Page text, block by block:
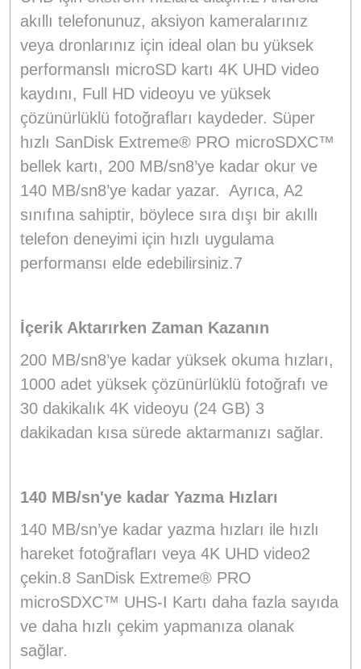
akıllı telefonunuz, aksiyon kameralarınız
veya dronlarınız için ideal olan bu yüksek
performanslı microSD kartı 4K UHD video
kaydını, Full HD videoyu ve yüksek
çözünürlüklü fotoğrafları kaydeder. Süper
hızlı SanDisk Extreme® PRO microSDXC™
bellek kartı, 200 MB/sn8’ye kadar okur ve
140 MB/sn8’ye kadar yazar. Ayrıca, A2
sınıfına sahiptir, böylece sıra dışı bir akıllı
telefon deneyimi için hızlı uygulama
performansı elde edebilirsiniz.7
İçerik Aktarırken Zaman Kazanın
200 MB/sn8’ye kadar yüksek okuma hızları,
1000 adet yüksek çözünürlüklü fotoğrafı ve
30 dakikalık 4K videoyu (24 GB) 3
dakikadan kısa sürede aktarmanızı sağlar.
140 MB/sn'ye kadar Yazma Hızları
140 MB/sn’ye kadar yazma hızları ile hızlı
hareket fotoğrafları veya 4K UHD video2
çekin.8 SanDisk Extreme® PRO
microSDXC™ UHS-I Kartı daha fazla sayıda
ve daha hızlı çekim yapmanıza olanak
sağlar.